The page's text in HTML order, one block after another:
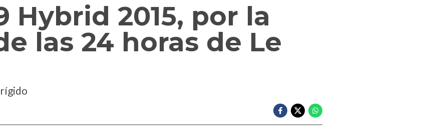
Hybrid 2015, por la
las 24 horas de Le